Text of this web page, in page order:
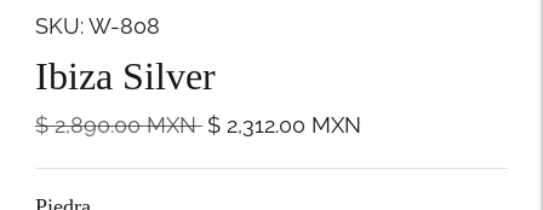
SKU: W-808
Ibiza Silver
$ 2,890.00MXNPrecio
$ 2,312.00 MXN